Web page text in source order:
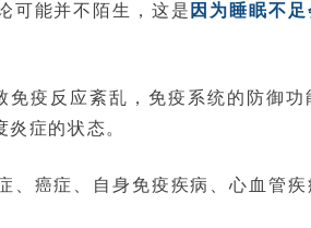
可能并不陌生，这是 因为睡眠不
疫反应紊乱，免疫系统的防御功
症的状态。
、癌症、自身免疫疾病、心血管